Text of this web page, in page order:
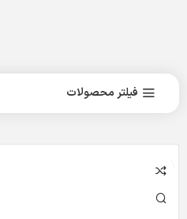
فیلتر محصولات